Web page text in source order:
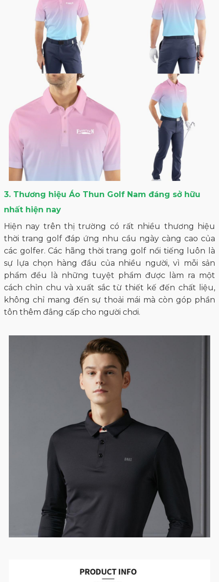
3. Thương hiệu Áo Thun Golf Nam đáng sở hữu
nhất hiện nay
Hiện nay trên thị trường có rất nhiều thương hiệu
thời trang golf đáp ứng nhu cầu ngày càng cao của
các golfer. Các hãng thời trang golf nổi tiếng luôn là
sự lựa chọn hàng đầu của nhiều người, vì mỗi sản
phẩm đều là những tuyệt phẩm được làm ra một
cách chỉn chu và xuất sắc từ thiết kế đến chất liệu,
không chỉ mang đến sự thoải mái mà còn góp phần
tôn thêm đẳng cấp cho người chơi.